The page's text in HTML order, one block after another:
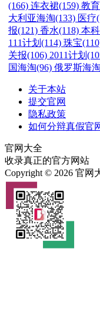
(166) 连衣裙(159) 教
大利亚海淘(133) 医疗
报(121) 香水(118) 本
111计划(114) 珠宝
关报(106) 2011计划
国海淘(96) 俄罗斯海
关于本站
提交官网
隐私政策
如何分辩真假官
官网大全
收录真正的官方网站
Copyright © 2026 官网